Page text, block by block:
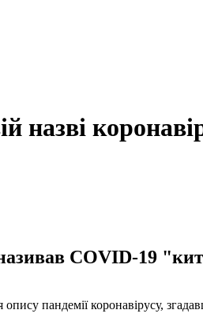
назві
COVID-19
пандемії коронавірусу,